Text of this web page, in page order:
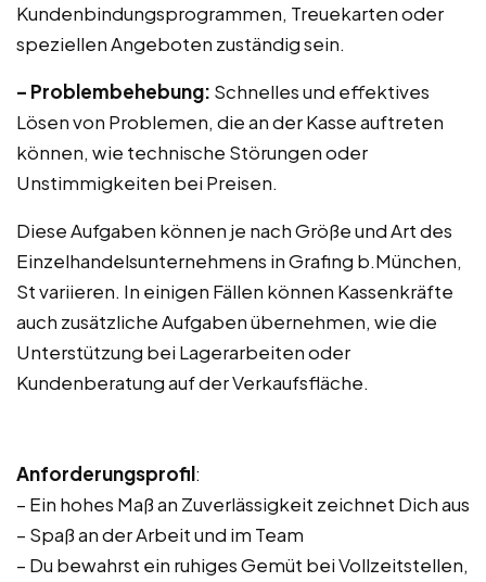
Kundenbindungsprogrammen, Treuekarten oder
speziellen Angeboten zuständig sein.
– Problembehebung: Schnelles und effektives
Lösen von Problemen, die an der Kasse auftreten
können, wie technische Störungen oder
Unstimmigkeiten bei Preisen.
Diese Aufgaben können je nach Größe und Art des
Einzelhandelsunternehmens in Grafing b.München,
St variieren. In einigen Fällen können Kassenkräfte
auch zusätzliche Aufgaben übernehmen, wie die
Unterstützung bei Lagerarbeiten oder
Kundenberatung auf der Verkaufsfläche.
Anforderungsprofil:
– Ein hohes Maß an Zuverlässigkeit zeichnet Dich aus
– Spaß an der Arbeit und im Team
– Du bewahrst ein ruhiges Gemüt bei Vollzeitstellen,